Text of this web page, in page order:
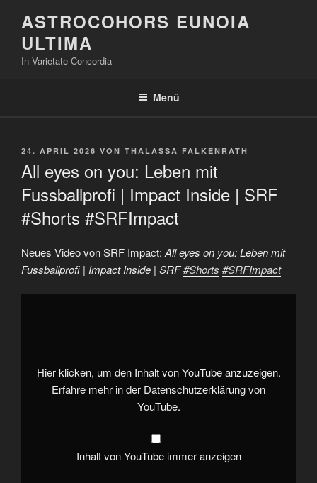
Inhalt
springen
ASTROCOHORS EUNOIA
ULTIMA
In Varietate Concordia
Menü
VERÖFFENTLICHT
24. APRIL 2026 VON THALASSA FALKENRATH
All eyes on you: Leben mit
Fussballprofi | Impact Inside | SRF
#Shorts #SRFImpact
Neues Video von SRF Impact:All eyes on you: Leben mit
Fussballprofi | Impact Inside | SRF#Shorts #SRFImpact
„All
Impact
Hier klicken, um den Inhalt von YouTube anzuzeigen.
Erfahre mehr in der Datenschutzerklärung von
YouTube.
Inhalt von YouTube immer anzeigen